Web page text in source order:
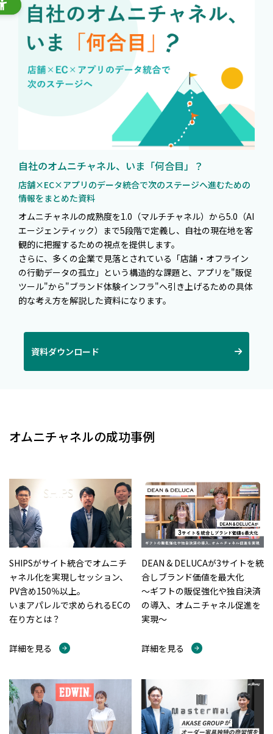
自社のオムニチャネル、いま「何合目」？
店舗×EC×アプリのデータ統合で次のステージへ進むための
情報をまとめた資料
オムニチャネルの成熟度を1.0（マルチチャネル）から5.0（AI
エージェンティック）まで5段階で定義し、自社の現在地を客
観的に把握するための視点を提供します。
さらに、多くの企業で見落とされている「店舗・オフライン
の行動データの孤立」という構造的な課題と、アプリを"販促
ツール"から"ブランド体験インフラ"へ引き上げるための具体
的な考え方を解説した資料になります。
資料ダウンロード
オムニチャネルの成功事例
SHIPSがサイト統合でオムニチ
ャネル化を実現しセッション、
PV含め150％以上。
いまアパレルで求められるECの
在り方とは？
詳細を見る
DEAN & DELUCAが3サイトを統
合しブランド価値を最大化
～ギフトの販促強化や独自決済
の導入、オムニチャネル促進を
実現～
詳細を見る